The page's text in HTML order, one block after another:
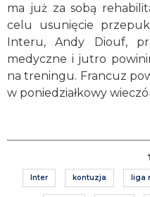
ma już za sobą
celu usunięcie
Interu, Andy Diouf,
medyczne i jutro
na treningu. Francuz
w poniedziałkowy
Inter kontuzja liga